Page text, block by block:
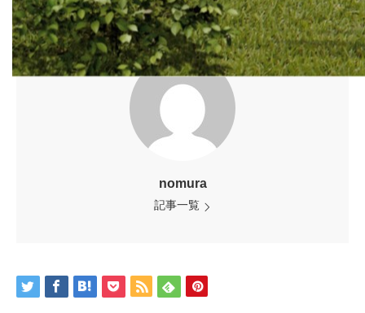
nomura
記事一覧